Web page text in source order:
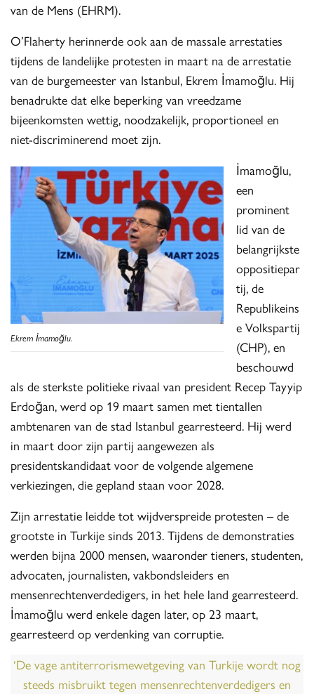
van de Mens (EHRM).
O’Flaherty herinnerde ook aan de massale arrestaties
tijdens de landelijke protesten in maart na de arrestatie
van de burgemeester van Istanbul, Ekrem İmamoğlu. Hij
benadrukte dat elke beperking van vreedzame
bijeenkomsten wettig, noodzakelijk, proportioneel en
niet-discriminerend moet zijn.
Ekrem İmamoğlu.
İmamoğlu,
een
prominent
lid van de
belangrijkste
oppositiepar
tij, de
Republikeins
e Volkspartij
(CHP), en
beschouwd
als de sterkste politieke rivaal van president Recep Tayyip
Erdoğan, werd op 19 maart samen met tientallen
ambtenaren van de stad Istanbul gearresteerd. Hij werd
in maart door zijn partij aangewezen als
presidentskandidaat voor de volgende algemene
verkiezingen, die gepland staan voor 2028.
Zijn arrestatie leidde tot wijdverspreide protesten – de
grootste in Turkije sinds 2013. Tijdens de demonstraties
werden bijna 2000 mensen, waaronder tieners, studenten,
advocaten, journalisten, vakbondsleiders en
mensenrechtenverdedigers, in het hele land gearresteerd.
İmamoğlu werd enkele dagen later, op 23 maart,
gearresteerd op verdenking van corruptie.
‘De vage antiterrorismewetgeving van Turkije wordt nog
steeds misbruikt tegen mensenrechtenverdedigers en